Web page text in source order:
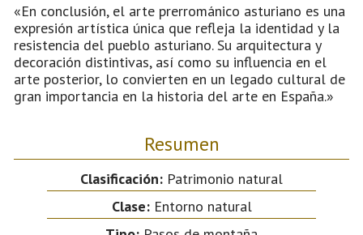
«En conclusión, el arte prerrománico asturiano es una
expresión artística única que refleja la identidad y la
resistencia del pueblo asturiano. Su arquitectura y
decoración distintivas, así como su influencia en el
arte posterior, lo convierten en un legado cultural de
gran importancia en la historia del arte en España.»
Resumen
Clasificación: Patrimonio natural
Clase:Entorno natural